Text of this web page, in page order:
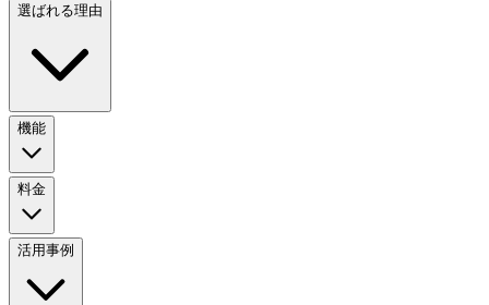
選ばれる理由
機能
料金
活用事例